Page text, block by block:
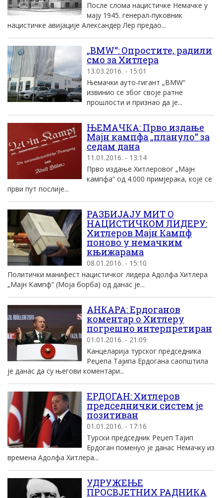
После слома нацистичке Немачке у
мају 1945. генерал-пуковник
нацистичке авијације Александер Лер предао...
„BMW“: Опростите, радили
смо за Хитлера
13.03.2016. - 15:01
Њемачки ауто-гигант „BMW“
извинио се због своје ратне
прошлости и признао да је...
ЊЕМАЧКА: Прво издање
Мајн кампфа „плануло“ за
седам дана
11.01.2016. - 13:14
Прво издање Хитлеровог „Мајн
кампфа“ од 4.000 примјерака, које се
први пут послије...
РАЗБИЈАЈУ МИТ О
НАЦИСТИЧКОМ ЛИДЕРУ:
Хитлеров Мајн Кампф
поново у немачким
књижарама
08.01.2016. - 15:10
Политички манифест нацистичког лидера Адолфа Хитлера
„Мајн Кампф” (Моја борба) од данас је...
АНКАРА: Eрдоганов
коментар о Хитлеру
погрешно интерпретиран
01.01.2016. - 21:09
Kанцелариjа турског председника
Реџепа Tаjипа Eрдогана саопштила
jе данас да су његови коментари...
ЕРДОГАН: Хитлеров
председнички систем је
позитиван
01.01.2016. - 17:16
Турски председник Реџеп Тајип
Ердоган поменуо је данас Немачку из
времена Адолфа Хитлера...
УДРУЖЕЊЕ
ПРОСВЈЕТНИХ РАДНИКА